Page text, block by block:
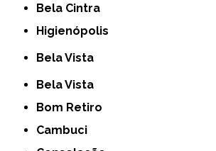
Bela Cintra
Higienópolis
Bela Vista
Bela Vista
Bom Retiro
Cambuci